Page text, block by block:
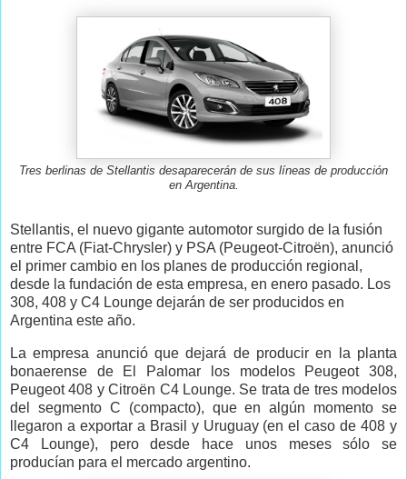
Tres berlinas de Stellantis desaparecerán de sus líneas de producción
en Argentina.
Stellantis, el nuevo gigante automotor surgido de la fusión
entre FCA (Fiat-Chrysler) y PSA (Peugeot-Citroën), anunció
el primer cambio en los planes de producción regional,
desde la fundación de esta empresa, en enero pasado. Los
308, 408 y C4 Lounge dejarán de ser producidos en
Argentina este año.
La empresa anunció que dejará de producir en la planta
bonaerense de El Palomar los modelos Peugeot 308,
Peugeot 408 y Citroën C4 Lounge. Se trata de tres modelos
del segmento C (compacto), que en algún momento se
llegaron a exportar a Brasil y Uruguay (en el caso de 408 y
C4 Lounge), pero desde hace unos meses sólo se
producían para el mercado argentino.